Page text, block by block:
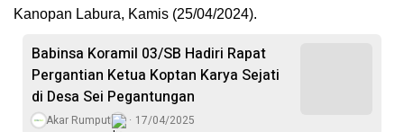
Kanopan Labura, Kamis (25/04/2024).
Babinsa Koramil 03/SB Hadiri Rapat
Pergantian Ketua Koptan Karya Sejati
di Desa Sei Pegantungan
Akar Rumput 17/04/2025